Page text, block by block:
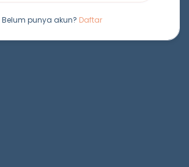
Belum punya akun? Daftar